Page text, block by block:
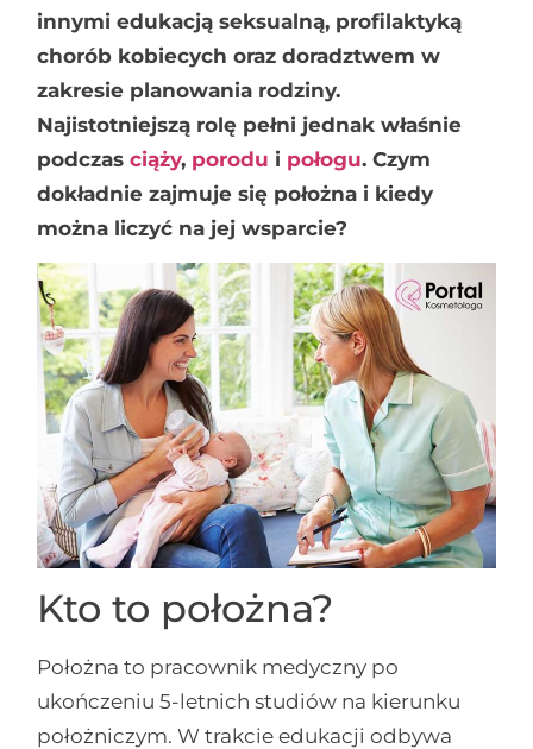
innymi edukacją seksualną, profilaktyką
chorób kobiecych oraz doradztwem w
zakresie planowania rodziny.
Najistotniejszą rolę pełni jednak właśnie
podczasciąży, porodu i połogu. Czym
dokładnie zajmuje się położna i kiedy
można liczyć na jej wsparcie?
Kto to położna?
Położna to pracownik medyczny po
ukończeniu 5-letnich studiów na kierunku
położniczym. W trakcie edukacji odbywa